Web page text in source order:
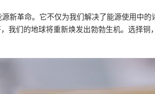
新革命。它不仅为我们解决了能源使用中
我们的地球将重新焕发出勃勃生机。选择